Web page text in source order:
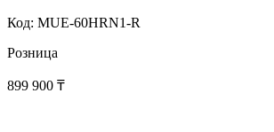
Код: MUE-60HRN1-R
Розница
899 900 ₸